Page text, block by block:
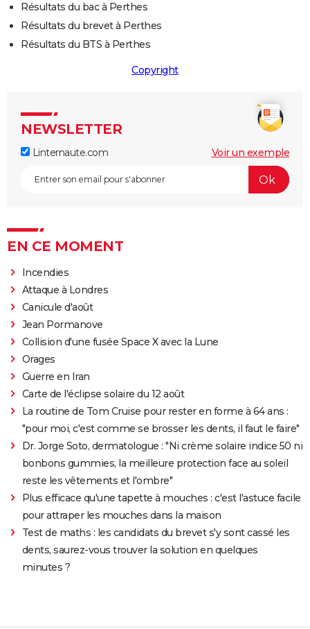
Résultats du bac à Perthes
Résultats du brevet à Perthes
Résultats du BTS à Perthes
Copyright
NEWSLETTER
Linternaute.com Voir un exemple
EN CE MOMENT
Incendies
Attaque à Londres
Canicule d'août
Jean Pormanove
Collision d'une fusée Space X avec la Lune
Orages
Guerre en Iran
Carte de l'éclipse solaire du 12 août
La routine de Tom Cruise pour rester en forme à 64 ans :
"pour moi, c'est comme se brosser les dents, il faut le faire"
Dr. Jorge Soto, dermatologue : "Ni crème solaire indice 50 ni
bonbons gummies, la meilleure protection face au soleil
reste les vêtements et l'ombre"
Plus efficace qu'une tapette à mouches : c'est l'astuce facile
pour attraper les mouches dans la maison
Test de maths : les candidats du brevet s'y sont cassé les
dents, saurez-vous trouver la solution en quelques
minutes ?